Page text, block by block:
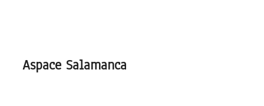
Aspace Salamanca